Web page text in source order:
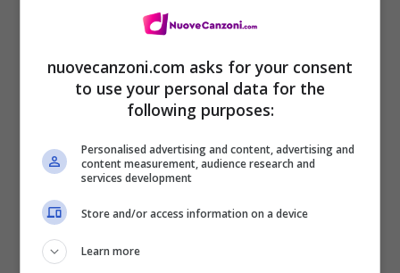
formazione, perché devo uccidere
Bene signore, adesso mettetevi in
formazione, perché devo uccidere
coordinamento
Il trucco per uccidere, o venite eliminate
nuovecanzoni.com asks for your consent
to use your personal data for the
following purposes:
Personalised advertising and content, advertising and
content measurement, audience research and
services development
Store and/or access information on a device
Learn more